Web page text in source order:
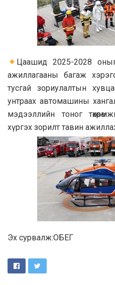
Цаашид 2025-2028
ажиллагааны багаж
тусгай зориулалтын
унтраах автомашины
мэдээллийн тоног
хүргэх зорилт тавин
Эх сурвалж:ОБЕГ